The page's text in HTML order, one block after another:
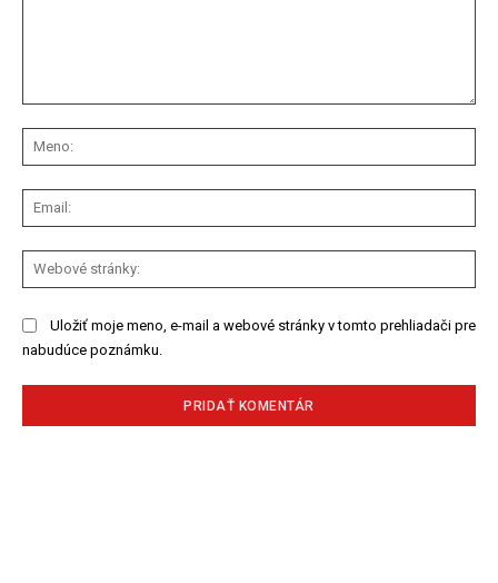
Uložiť moje meno, e-mail a webové stránky v tomto prehliadači pre
nabudúce poznámku.